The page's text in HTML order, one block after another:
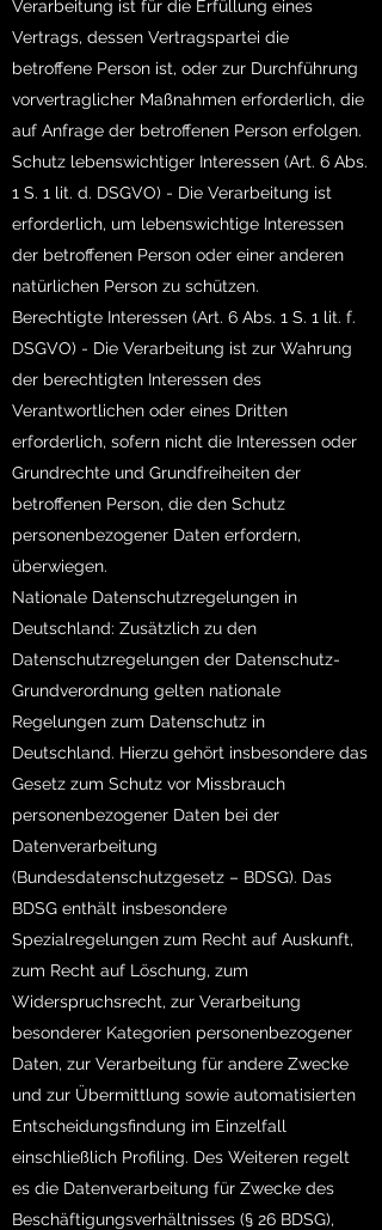
Verarbeitung ist für die Erfüllung eines
Vertrags, dessen Vertragspartei die
betroffene Person ist, oder zur Durchführung
vorvertraglicher Maßnahmen erforderlich, die
auf Anfrage der betroffenen Person erfolgen.
Schutz lebenswichtiger Interessen (Art. 6 Abs.
1 S. 1 lit. d. DSGVO) - Die Verarbeitung ist
erforderlich, um lebenswichtige Interessen
der betroffenen Person oder einer anderen
natürlichen Person zu schützen.
Berechtigte Interessen (Art. 6 Abs. 1 S. 1 lit. f.
DSGVO) - Die Verarbeitung ist zur Wahrung
der berechtigten Interessen des
Verantwortlichen oder eines Dritten
erforderlich, sofern nicht die Interessen oder
Grundrechte und Grundfreiheiten der
betroffenen Person, die den Schutz
personenbezogener Daten erfordern,
überwiegen.
Nationale Datenschutzregelungen in
Deutschland: Zusätzlich zu den
Datenschutzregelungen der Datenschutz-
Grundverordnung gelten nationale
Regelungen zum Datenschutz in
Deutschland. Hierzu gehört insbesondere das
Gesetz zum Schutz vor Missbrauch
personenbezogener Daten bei der
Datenverarbeitung
(Bundesdatenschutzgesetz – BDSG). Das
BDSG enthält insbesondere
Spezialregelungen zum Recht auf Auskunft,
zum Recht auf Löschung, zum
Widerspruchsrecht, zur Verarbeitung
besonderer Kategorien personenbezogener
Daten, zur Verarbeitung für andere Zwecke
und zur Übermittlung sowie automatisierten
Entscheidungsfindung im Einzelfall
einschließlich Profiling. Des Weiteren regelt
es die Datenverarbeitung für Zwecke des
Beschäftigungsverhältnisses (§ 26 BDSG),